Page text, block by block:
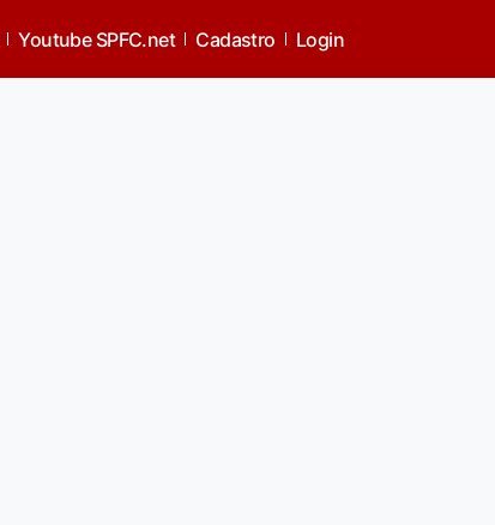
Youtube SPFC.net Cadastro Login